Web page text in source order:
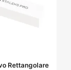
Rettangolare